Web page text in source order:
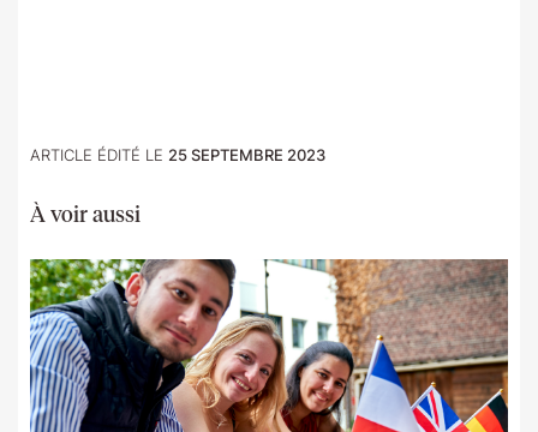
ARTICLE ÉDITÉ LE 25 SEPTEMBRE 2023
À voir aussi